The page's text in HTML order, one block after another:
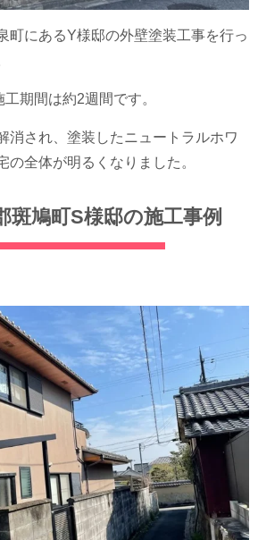
町にあるY様邸の外壁塗装工事を行っ
期間は約2週間です。
消され、塗装したニュートラルホワ
の全体が明るくなりました。
斑鳩町S様邸の施工事例